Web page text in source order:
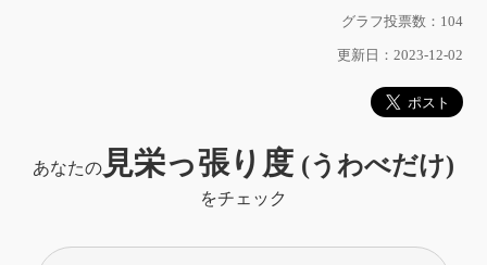
グラフ投票数：104
更新日：2023-12-02
あなたの 見栄っ張り度 (うわべだけ)
をチェック